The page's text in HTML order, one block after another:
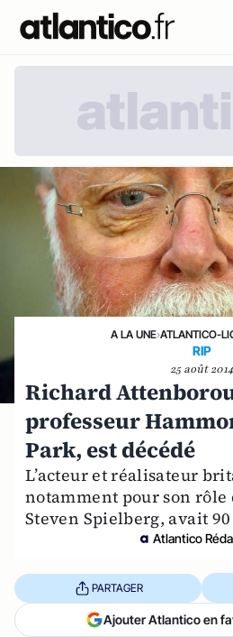
A LA UNE›ATLANTICO-
RIP
25 août 2014
Richard
professeur
Park, est décédé
L’acteur et réalisateur
notamment pour son
Steven Spielberg, avait
Atlantico
PARTAGER
Ajouter Atlantico en